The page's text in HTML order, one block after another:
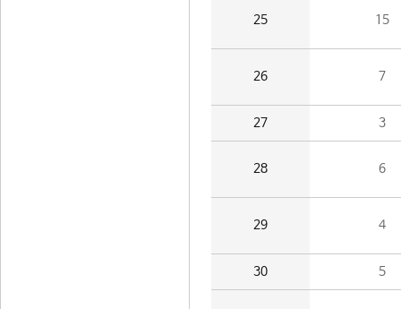
25 15
26 7
27 3
28 6
29 4
30 5